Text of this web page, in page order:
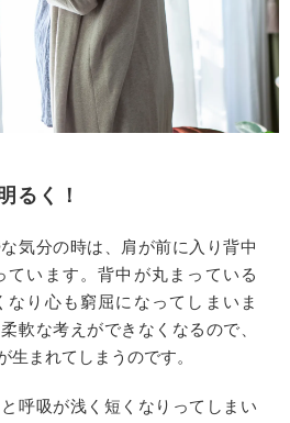
るく！
気分の時は、肩が前に入り背中
ています。背中が丸まっている
なり心も窮屈になってしまいま
軟な考えができなくなるので、
生まれてしまうのです。
呼吸が浅く短くなりってしまい